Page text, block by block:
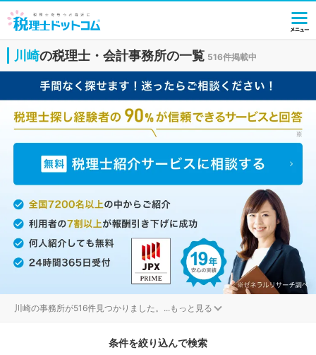
川崎の税理士・会計事務所の一覧 516件掲載中
川崎の事務所が516件見つかりました。 ...もっと見る
条件を絞り込んで検索